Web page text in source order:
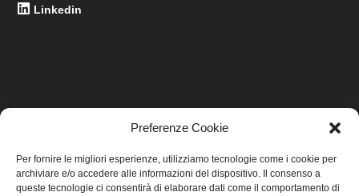
Preferenze Cookie
Per fornire le migliori esperienze, utilizziamo tecnologie come i cookie per
archiviare e/o accedere alle informazioni del dispositivo. Il consenso a
queste tecnologie ci consentirà di elaborare dati come il comportamento di
Linkedin
Home